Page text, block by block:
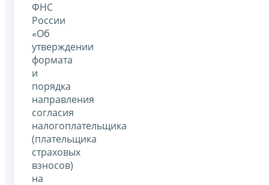
ФНС
России
«Об
утверждении
формата
и
порядка
направления
согласия
налогоплательщика
(плательщика
страховых
взносов)
на